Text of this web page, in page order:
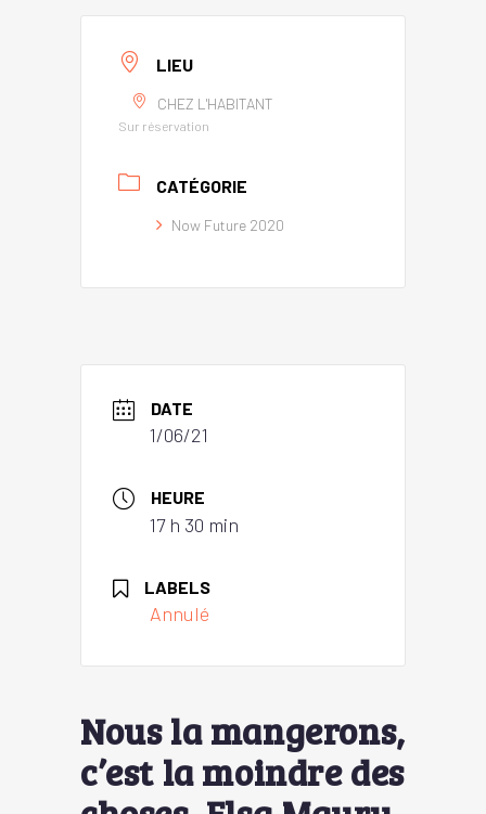
LIEU
CHEZ L'HABITANT
Sur réservation
CATÉGORIE
Now Future 2020
DATE
1/06/21
HEURE
17 h 30 min
LABELS
Annulé
Nous la mangerons,
c’est la moindre des